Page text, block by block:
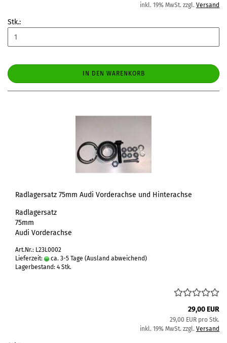
inkl. 19% MwSt. zzgl. Versand
Stk.:
IN DEN WARENKORB
Radlagersatz 75mm Audi Vorderachse und Hinterachse
Radlagersatz
75mm
Audi Vorderachse
Art.Nr.: L23L0002
Lieferzeit:
ca. 3-5 Tage (Ausland abweichend)
Lagerbestand: 4 Stk.
29,00 EUR
29,00 EUR pro Stk.
inkl. 19% MwSt. zzgl. Versand